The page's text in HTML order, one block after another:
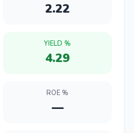
2.22
YIELD %
4.29
ROE %
—